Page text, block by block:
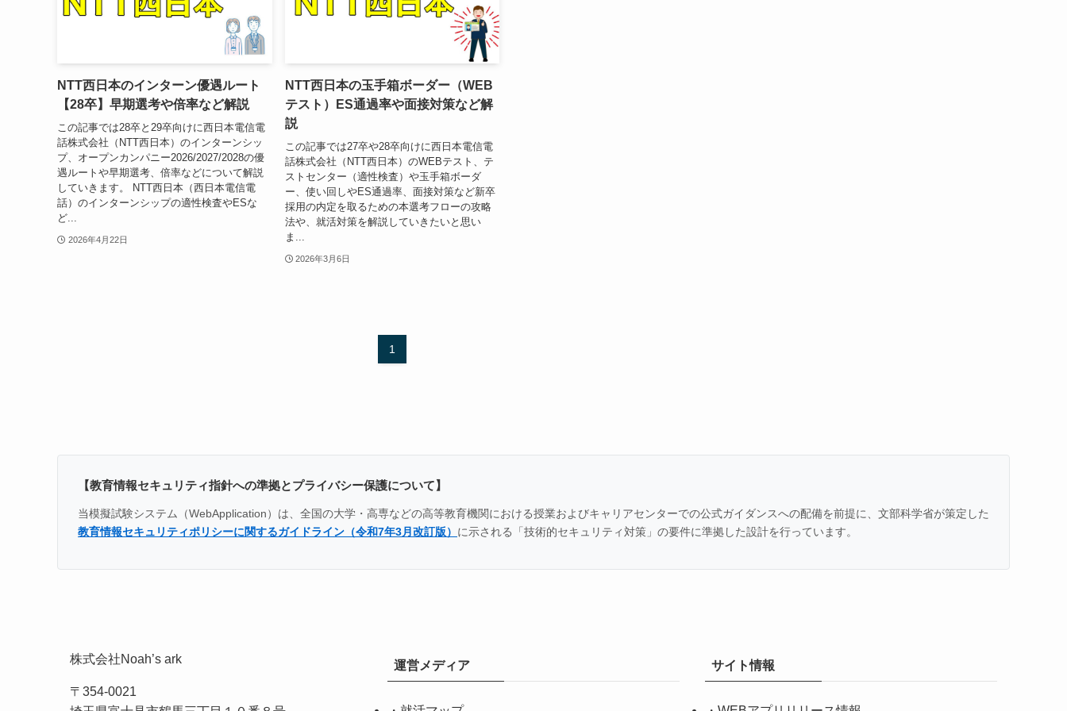
NTT西日本のインターン優遇ルート
【28卒】早期選考や倍率など解説
この記事では28卒と29卒向けに西日本電信電
話株式会社（NTT西日本）のインターンシッ
プ、オープンカンパニー2026/2027/2028の優
遇ルートや早期選考、倍率などについて解説
していきます。 NTT西日本（西日本電信電
話）のインターンシップの適性検査やESな
ど...
2026年4月22日
NTT西日本の玉手箱ボーダー（WEB
テスト）ES通過率や面接対策など解
説
この記事では27卒や28卒向けに西日本電信電
話株式会社（NTT西日本）のWEBテスト、テ
ストセンター（適性検査）や玉手箱ボーダ
ー、使い回しやES通過率、面接対策など新卒
採用の内定を取るための本選考フローの攻略
法や、就活対策を解説していきたいと思い
ま...
2026年3月6日
1
【教育情報セキュリティ指針への準拠とプライバシー保護について】
当模擬試験システム（WebApplication）は、全国の大学・高専などの高等教育機関における授業およびキャリアセンターでの公式ガイダンスへの配備を前提に、文部科学省が策定した
教育情報セキュリティポリシーに関するガイドライン（令和7年3月改訂版） に示される「技術的セキュリティ対策」の要件に準拠した設計を行っています。
株式会社Noah’s ark
〒354-0021
運営メディア サイト情報